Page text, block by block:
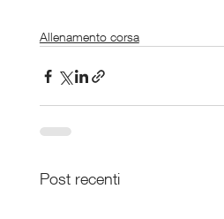
Allenamento corsa
Post recenti